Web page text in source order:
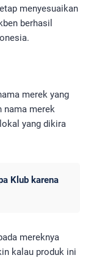
menyesuaikan
berhasil
merek yang
nama merek
lokal yang dikira
Klub karena
mereknya
kalau produk ini